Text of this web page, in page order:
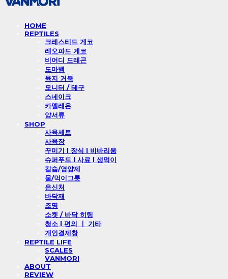
HOME
REPTILES
크레스티드 게코
레오파드 게코
비어디 드래곤
도마뱀
육지 거북
모니터 / 테구
스네이크
카멜레온
양서류
SHOP
사육세트
사육장
꾸미기 l 장식 l 비바리움
슈퍼푸드 l 사료 l 생먹이
칼슘/영양제
물/먹이그릇
은신처
바닥재
조명
소켓 / 바닥 히팅
청소 l 편의 ㅣ 기타
개인결제창
REPTILE LIFE
SCALES
VANMORI
ABOUT
REVIEW